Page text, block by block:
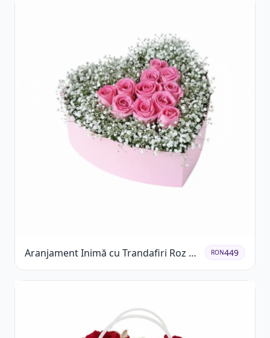
Aranjament Inimă cu Trandafiri Roz și
Gypsophila Albă
RON449